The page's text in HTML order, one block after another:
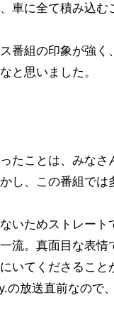
車に全て積み込む
番組の印象が強く
と思いました。
たことは、みなさ
し、この番組では
いためストレート
流。真面目な表情
いてくださること
放送直前なので